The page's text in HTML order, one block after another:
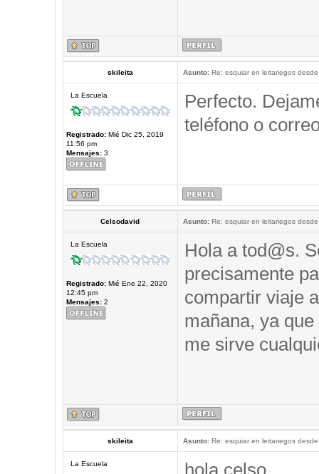
skileita Asunto:Re: esquiar en leitariegos
La Escuela
Registrado:Mié Dic 25, 2019
11:56 pm
Mensajes:3
Perfecto.
teléfono o
Celsodavid Asunto:Re: esquiar en leitariegos
La Escuela
Registrado:Mié Ene 22, 2020
12:45 pm
Mensajes:2
Hola a tod@s.
precisamente
compartir viaje
mañana, ya
me sirve
skileita Asunto:Re: esquiar en leitariegos
La Escuela
hola celso